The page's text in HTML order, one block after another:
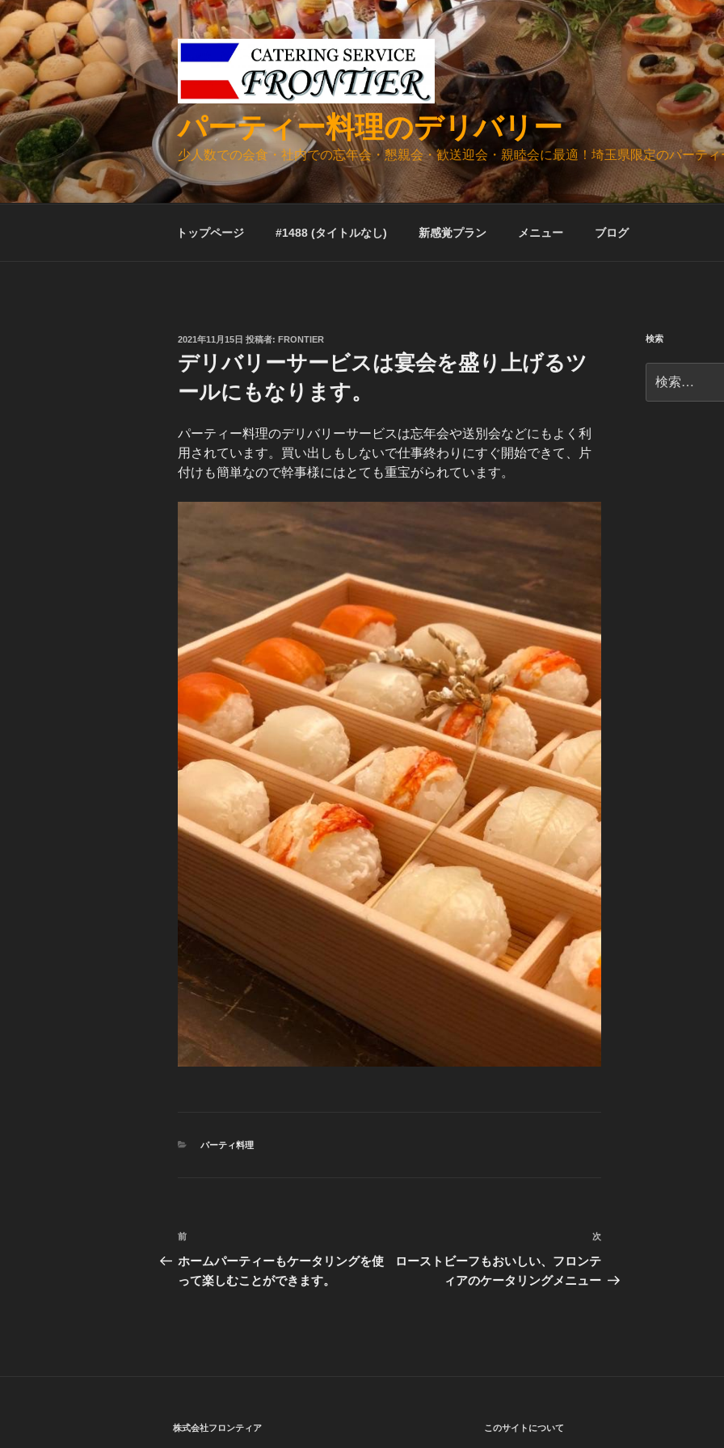
コ
ン
テ
ン
ツ
へ
ス
ッ
プ
パーティー料理のデリバリー
少人数での会食・社内での忘年会・懇親会・歓送迎会・親睦会に最適！埼玉県限定のパーテ
トップページ #1488 (タイトルなし) 新感覚プラン メニュー ブログ
投
日:
2021年11月15日 投稿者: FRONTIER
デリバリーサービスは宴会を盛り上げるツ
ールにもなります。
パーティー料理のデリバリーサービスは忘年会や送別会などにもよく利
用されています。買い出しもしないで仕事終わりにすぐ開始できて、片
付けも簡単なので幹事様にはとても重宝がられています。
カ
パーティ料理
投
稿
ナ
ョ
前
の
投
前
ホームパーティーもケータリングを使
って楽しむことができます。
次
の
投
次
ローストビーフもおいしい、フロンテ
ィアのケータリングメニュー
検索
索:
株式会社フロンティア このサイトについて